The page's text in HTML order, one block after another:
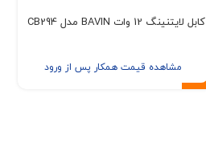
کابل لایتنینگ 12 وات BAVIN مدل CB294
مشاهده قیمت همکار پس از ورود